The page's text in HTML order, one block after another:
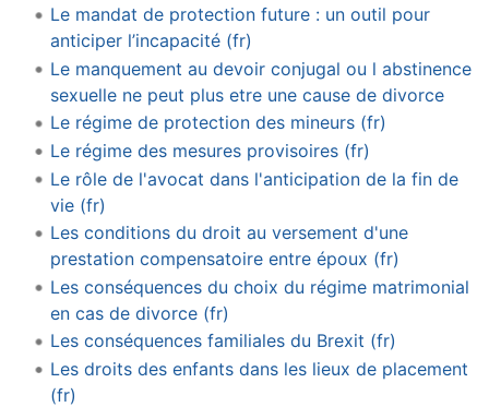
Le mandat de protection future : un outil pour
anticiper l’incapacité (fr)
Le manquement au devoir conjugal ou l abstinence
sexuelle ne peut plus etre une cause de divorce
Le régime de protection des mineurs (fr)
Le régime des mesures provisoires (fr)
Le rôle de l'avocat dans l'anticipation de la fin de
vie (fr)
Les conditions du droit au versement d'une
prestation compensatoire entre époux (fr)
Les conséquences du choix du régime matrimonial
en cas de divorce (fr)
Les conséquences familiales du Brexit (fr)
Les droits des enfants dans les lieux de placement
(fr)